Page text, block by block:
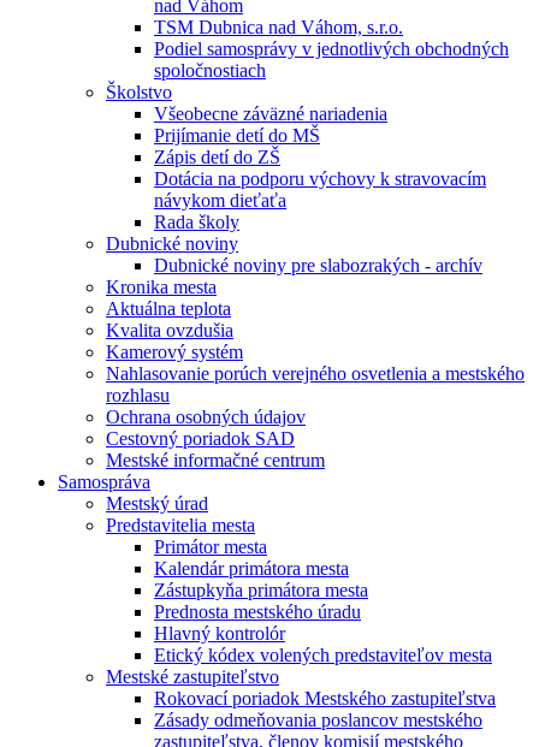
nad Váhom
TSM Dubnica nad Váhom, s.r.o.
Podiel samosprávy v jednotlivých obchodných
spoločnostiach
Školstvo
Všeobecne záväzné nariadenia
Prijímanie detí do MŠ
Zápis detí do ZŠ
Dotácia na podporu výchovy k stravovacím
návykom dieťaťa
Rada školy
Dubnické noviny
Dubnické noviny pre slabozrakých - archív
Kronika mesta
Aktuálna teplota
Kvalita ovzdušia
Kamerový systém
Nahlasovanie porúch verejného osvetlenia a mestského
rozhlasu
Ochrana osobných údajov
Cestovný poriadok SAD
Mestské informačné centrum
Samospráva
Mestský úrad
Predstavitelia mesta
Primátor mesta
Kalendár primátora mesta
Zástupkyňa primátora mesta
Prednosta mestského úradu
Hlavný kontrolór
Etický kódex volených predstaviteľov mesta
Mestské zastupiteľstvo
Rokovací poriadok Mestského zastupiteľstva
Zásady odmeňovania poslancov mestského
zastupiteľstva, členov komisií mestského